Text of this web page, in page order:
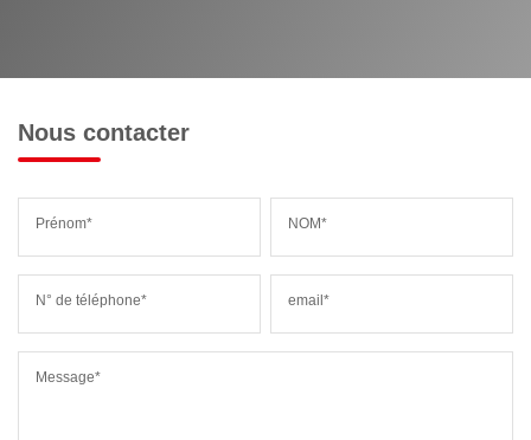
Nous contacter
Prénom* NOM*
N° de téléphone* email*
Message*